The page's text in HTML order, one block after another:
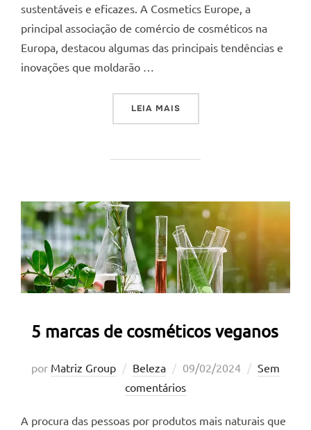
sustentáveis e eficazes. A Cosmetics Europe, a
principal associação de comércio de cosméticos na
Europa, destacou algumas das principais tendências e
inovações que moldarão …
LEIA MAIS“INOVAÇÕES E
5 marcas de cosméticos veganos
por Matriz Group Beleza
Postado
em
09/02/2024
Sem
comentários
A procura das pessoas por produtos mais naturais que